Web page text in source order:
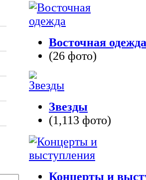
Восточная одежда
(26 фото)
Звезды
(1,113 фото)
Концерты и